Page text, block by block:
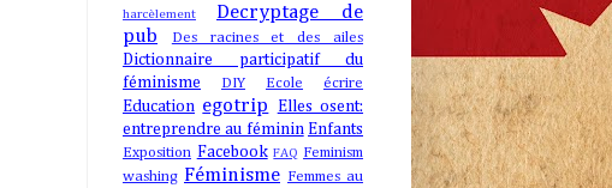
harcèlement
Decryptage de
pub
Des racines et des ailes
Dictionnaire participatif du
féminisme
DIY Ecole écrire
Education egotrip
Elles osent:
entreprendre au féminin Enfants
Exposition Facebook FAQ Feminism
washing Féminisme Femmes au